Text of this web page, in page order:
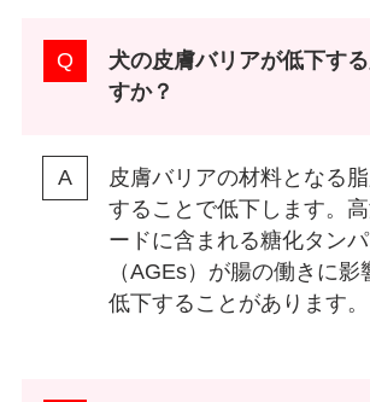
犬の皮膚バリアが低下す
すか？
皮膚バリアの材料となる
することで低下します。
ードに含まれる糖化タン
（AGEs）が腸の働きに
低下することがあります。